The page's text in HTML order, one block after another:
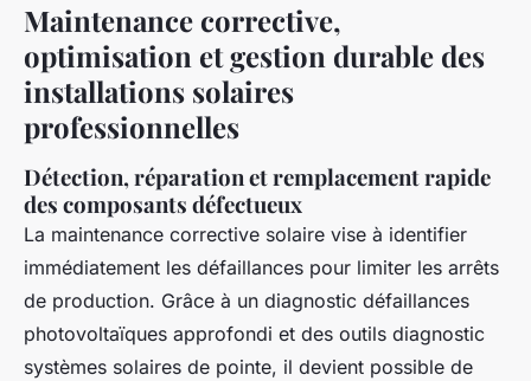
Maintenance corrective,
optimisation et gestion durable des
installations solaires
professionnelles
Détection, réparation et remplacement rapide
des composants défectueux
La maintenance corrective solaire vise à identifier
immédiatement les défaillances pour limiter les arrêts
de production. Grâce à un diagnostic défaillances
photovoltaïques approfondi et des outils diagnostic
systèmes solaires de pointe, il devient possible de